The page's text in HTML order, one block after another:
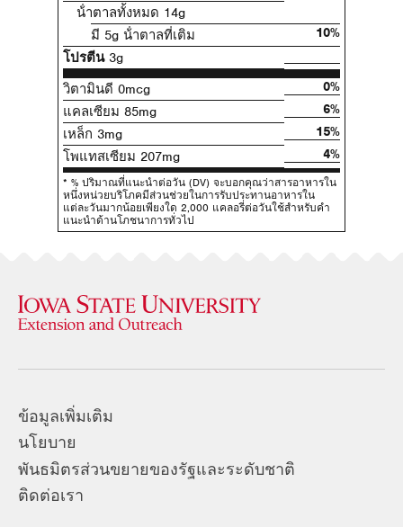
น้ําตาลทั้งหมด 14g
มี 5g น้ําตาลที่เติม
10%
โปรตีน3g
วิตามินดี 0mcg
0%
แคลเซียม 85mg
6%
เหล็ก 3mg
15%
โพแทสเซียม 207mg
4%
* % ปริมาณที่แนะนําต่อวัน (DV) จะบอกคุณว่าสารอาหารใน
หนึ่งหน่วยบริโภคมีส่วนช่วยในการรับประทานอาหารใน
แต่ละวันมากน้อยเพียงใด 2,000 แคลอรี่ต่อวันใช้สําหรับคํา
แนะนําด้านโภชนาการทั่วไป
ข้อมูลเพิ่มเติม
นโยบาย
พันธมิตรส่วนขยายของรัฐและระดับชาติ
ติดต่อเรา